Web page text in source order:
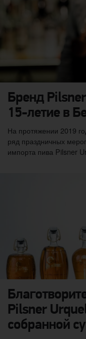
Бренд
15-летие в
На протяжении 2019
ряд праздничных
импорта пива Pilsner
Pilsner
собранной